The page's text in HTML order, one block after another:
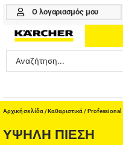
Μετάβαση
περιεχόμενο
Ο λογαριασμός μου
Search
...
ONLINE SHOP
HOME & GARDEN
Αρχική σελίδα /Καθαριστικά /Professional
ΥΨΗΛΉ ΠΊΕΣΗ